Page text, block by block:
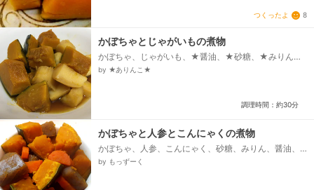
つくったよ 8
かぼちゃとじゃがいもの煮物
かぼちゃ、じゃがいも、★醤油、★砂糖、★みりん、
★酒
by ★ありんこ★
調理時間：約30分
かぼちゃと人参とこんにゃくの煮物
かぼちゃ、人参、こんにゃく、砂糖、みりん、醤油、
水
by もっずーく